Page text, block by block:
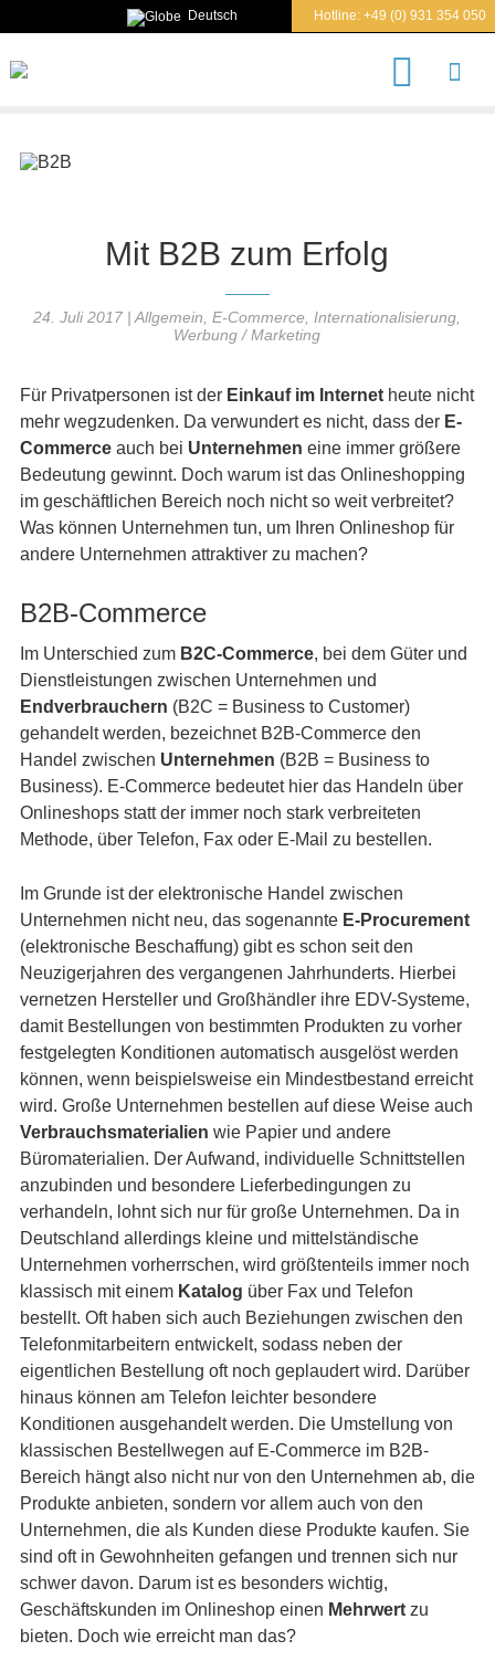
Hotline: +49 (0) 931 354 050
Deutsch
Mit B2B zum Erfolg
24. Juli 2017 |Allgemein ,E-Commerce Internationalisierung
Werbung / Marketing
Für Privatpersonen ist der Einkauf im Internetheute nicht
mehr wegzudenken. Da verwundert es nicht, dass der E-
Commerceauch bei Unternehmen eine immer größere
Bedeutung gewinnt. Doch warum ist das Onlineshopping
im geschäftlichen Bereich noch nicht so weit verbreitet?
Was können Unternehmen tun, um Ihren Onlineshop für
andere Unternehmen attraktiver zu machen?
B2B-Commerce
Im Unterschied zum B2C-Commerce, bei dem Güter und
Dienstleistungen zwischen Unternehmen und
Endverbrauchern (B2C = Business to Customer)
gehandelt werden, bezeichnet B2B-Commerce den
Handel zwischen Unternehmen (B2B = Business to
Business). E-Commerce bedeutet hier das Handeln über
Onlineshops statt der immer noch stark verbreiteten
Methode, über Telefon, Fax oder E-Mail zu bestellen.
Im Grunde ist der elektronische Handel zwischen
Unternehmen nicht neu, das sogenannte E-Procurement
(elektronische Beschaffung) gibt es schon seit den
Neuzigerjahren des vergangenen Jahrhunderts. Hierbei
vernetzen Hersteller und Großhändler ihre EDV-Systeme,
damit Bestellungen von bestimmten Produkten zu vorher
festgelegten Konditionen automatisch ausgelöst werden
können, wenn beispielsweise ein Mindestbestand erreicht
wird. Große Unternehmen bestellen auf diese Weise auch
Verbrauchsmaterialien wie Papier und andere
Büromaterialien. Der Aufwand, individuelle Schnittstellen
anzubinden und besondere Lieferbedingungen zu
verhandeln, lohnt sich nur für große Unternehmen. Da in
Deutschland allerdings kleine und mittelständische
Unternehmen vorherrschen, wird größtenteils immer noch
klassisch mit einem Katalog über Fax und Telefon
bestellt. Oft haben sich auch Beziehungen zwischen den
Telefonmitarbeitern entwickelt, sodass neben der
eigentlichen Bestellung oft noch geplaudert wird. Darüber
hinaus können am Telefon leichter besondere
Konditionen ausgehandelt werden. Die Umstellung von
klassischen Bestellwegen auf E-Commerce im B2B-
Bereich hängt also nicht nur von den Unternehmen ab, die
Produkte anbieten, sondern vor allem auch von den
Unternehmen, die als Kunden diese Produkte kaufen. Sie
sind oft in Gewohnheiten gefangen und trennen sich nur
schwer davon. Darum ist es besonders wichtig,
Geschäftskunden im Onlineshop einen Mehrwertzu
bieten. Doch wie erreicht man das?